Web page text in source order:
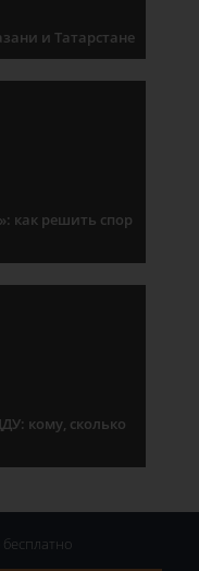
и Татарстане
как решить спор
кому, сколько
бесплатно